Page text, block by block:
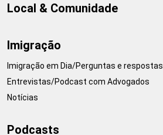
Local & Comunidade
Imigração
Imigração em Dia/Perguntas e respostas
Entrevistas/Podcast com Advogados
Notícias
Podcasts